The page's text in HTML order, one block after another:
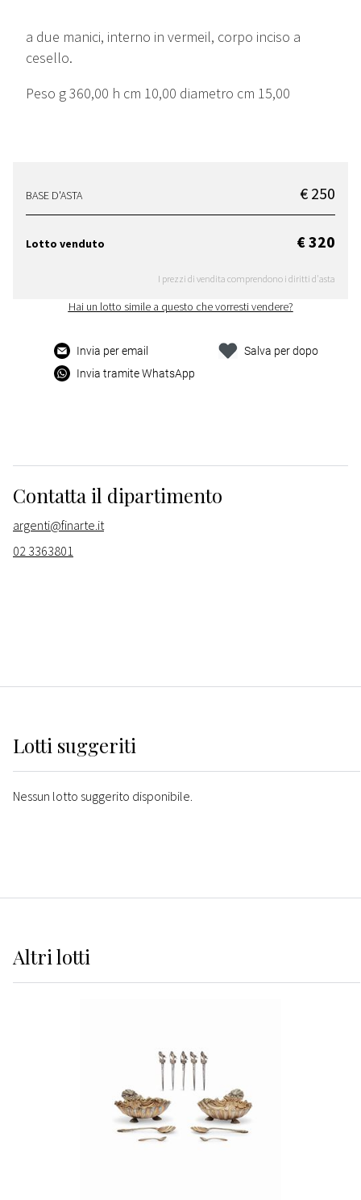
a due manici, interno in vermeil, corpo inciso a
cesello.
Peso g 360,00 h cm 10,00 diametro cm 15,00
BASE D'ASTA € 250
Lotto venduto € 320
I prezzi di vendita comprendono i diritti d'asta
Hai un lotto simile a questo che vorresti vendere?
Invia per email
Invia tramite WhatsApp
Salva per dopo
Contatta il dipartimento
argenti@finarte.it
02 3363801
Lotti suggeriti
Nessun lotto suggerito disponibile.
Altrilotti